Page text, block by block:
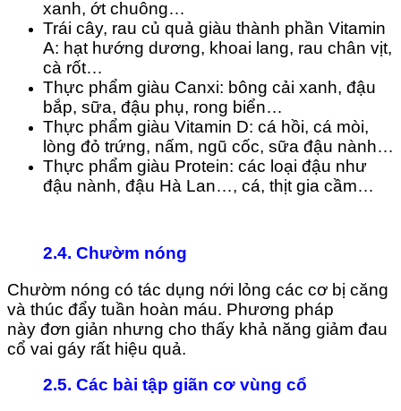
xanh, ớt chuông…
Trái cây, rau củ quả giàu thành phần Vitamin
A: hạt hướng dương, khoai lang, rau chân vịt,
cà rốt…
Thực phẩm giàu Canxi: bông cải xanh, đậu
bắp, sữa, đậu phụ, rong biển…
Thực phẩm giàu Vitamin D: cá hồi, cá mòi,
lòng đỏ trứng, nấm, ngũ cốc, sữa đậu nành…
Thực phẩm giàu Protein: các loại đậu như
đậu nành, đậu Hà Lan…, cá, thịt gia cầm…
2.4. Chườm nóng
Chườm nóng có tác dụng nới lỏng các cơ bị căng
và thúc đẩy tuần hoàn máu. Phương pháp
này đơn giản nhưng cho thấy khả năng giảm đau
cổ vai gáy rất hiệu quả.
2.5. Các bài tập giãn cơ vùng cổ